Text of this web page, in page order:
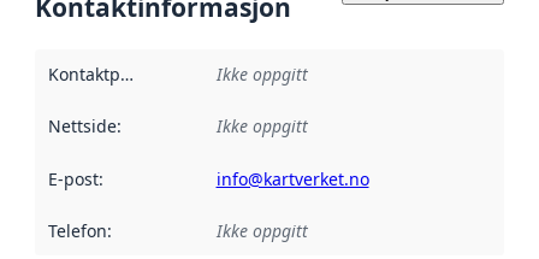
Kontaktinformasjon
Kontaktpunkt Ikke oppgitt
Nettside: Ikke oppgitt
E-post: info@kartverket.no
Telefon: Ikke oppgitt